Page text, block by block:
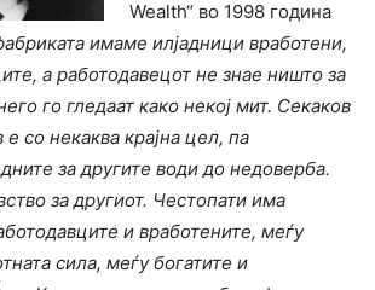
Wealth“ во 1998 година
имаме илјадници вработени,
а работодавецот не знае ништо за
го гледаат како некој мит. Секаков
е со некаква крајна цел, па
за другите води до недоверба.
за другиот. Честопати има
и вработените, меѓу
сила, меѓу богатите и